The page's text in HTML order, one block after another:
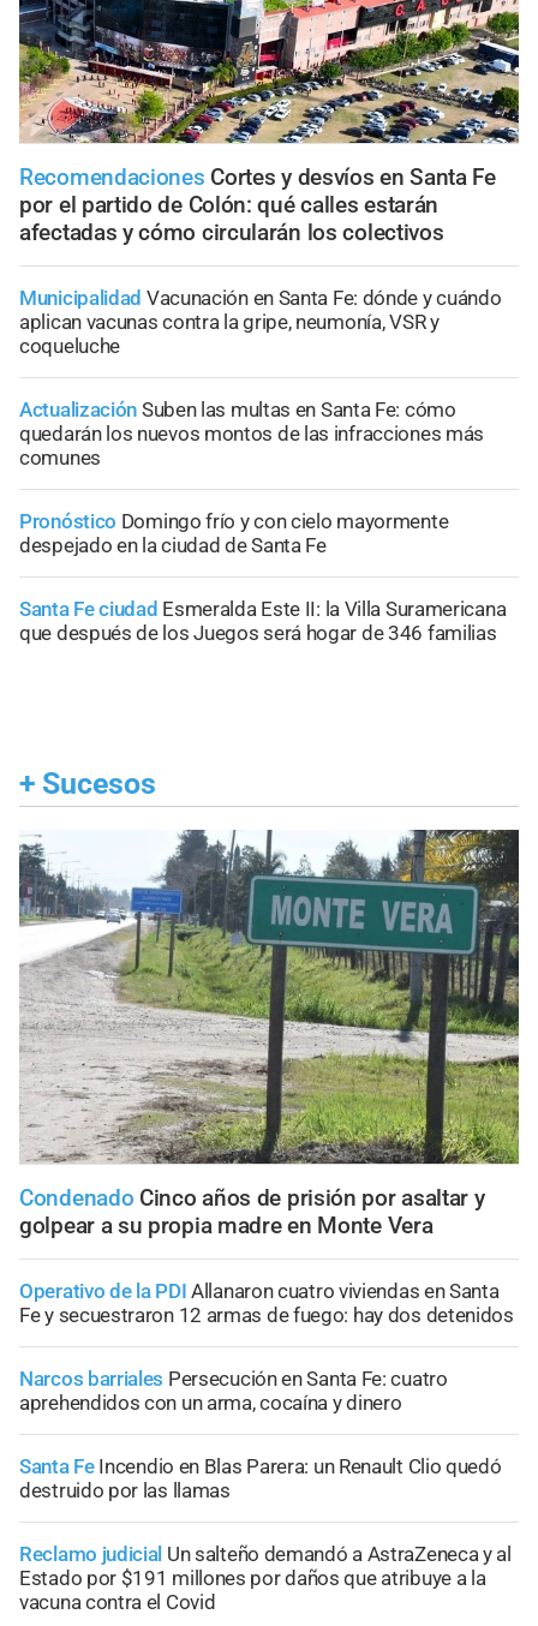
Recomendaciones Cortes y desvíos en Santa Fe
por el partido de Colón: qué calles estarán
afectadas y cómo circularán los colectivos
Municipalidad Vacunación en Santa Fe: dónde y cuándo
aplican vacunas contra la gripe, neumonía, VSR y
coqueluche
Actualización Suben las multas en Santa Fe: cómo
quedarán los nuevos montos de las infracciones más
comunes
Pronóstico Domingo frío y con cielo mayormente
despejado en la ciudad de Santa Fe
Santa Fe ciudad Esmeralda Este II: la Villa Suramericana
que después de los Juegos será hogar de 346 familias
+ Sucesos
Condenado Cinco años de prisión por asaltar y
golpear a su propia madre en Monte Vera
Operativo de la PDI Allanaron cuatro viviendas en Santa
Fe y secuestraron 12 armas de fuego: hay dos detenidos
Narcos barriales Persecución en Santa Fe: cuatro
aprehendidos con un arma, cocaína y dinero
Santa Fe Incendio en Blas Parera: un Renault Clio quedó
destruido por las llamas
Reclamo judicial Un salteño demandó a AstraZeneca y al
Estado por $191 millones por daños que atribuye a la
vacuna contra el Covid